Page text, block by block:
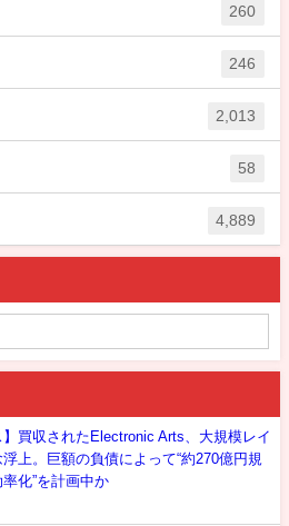
260
246
2,013
58
4,889
】買収されたElectronic Arts、大規模レイ
上。巨額の負債によって“約270億円規
化”を計画中か